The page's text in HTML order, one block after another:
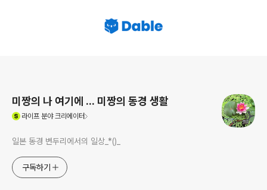
미짱의 나 여기에 ... 미짱의 동경 생활
라이프분야 크리에이터
일본 동경 변두리에서의 일상_*()_
구독하기